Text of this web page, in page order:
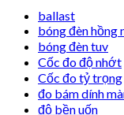
ballast
bóng đèn hồng
bóng đèn tuv
Cốc đo độ nhớt
Cốc đo tỷ trọng
đo bám dính
độ bền uốn